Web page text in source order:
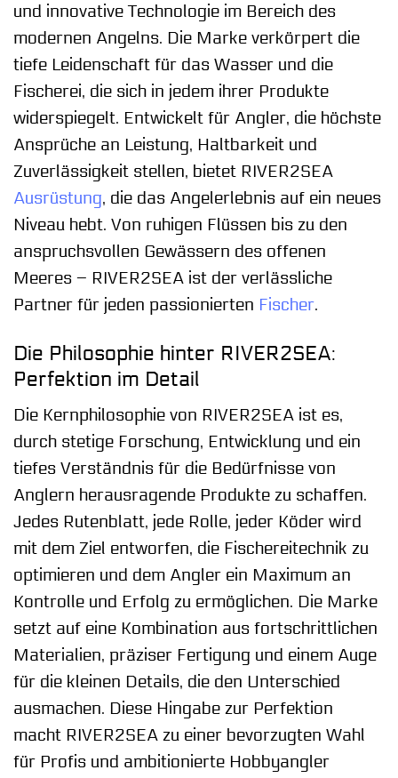
und innovative Technologie im Bereich des
modernen Angelns. Die Marke verkörpert die
tiefe Leidenschaft für das Wasser und die
Fischerei, die sich in jedem ihrer Produkte
widerspiegelt. Entwickelt für Angler, die höchste
Ansprüche an Leistung, Haltbarkeit und
Zuverlässigkeit stellen, bietet RIVER2SEA
Ausrüstung, die das Angelerlebnis auf ein neues
Niveau hebt. Von ruhigen Flüssen bis zu den
anspruchsvollen Gewässern des offenen
Meeres – RIVER2SEA ist der verlässliche
Partner für jeden passionierten Fischer.
Die Philosophie hinter RIVER2SEA:
Perfektion im Detail
Die Kernphilosophie von RIVER2SEA ist es,
durch stetige Forschung, Entwicklung und ein
tiefes Verständnis für die Bedürfnisse von
Anglern herausragende Produkte zu schaffen.
Jedes Rutenblatt, jede Rolle, jeder Köder wird
mit dem Ziel entworfen, die Fischereitechnik zu
optimieren und dem Angler ein Maximum an
Kontrolle und Erfolg zu ermöglichen. Die Marke
setzt auf eine Kombination aus fortschrittlichen
Materialien, präziser Fertigung und einem Auge
für die kleinen Details, die den Unterschied
ausmachen. Diese Hingabe zur Perfektion
macht RIVER2SEA zu einer bevorzugten Wahl
für Profis und ambitionierte Hobbyangler